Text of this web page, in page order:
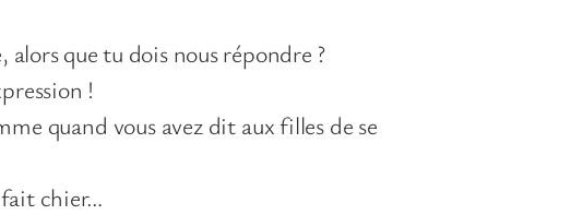
que tu dois nous répondre ?
!
quand vous avez dit aux filles de se
fait chier…